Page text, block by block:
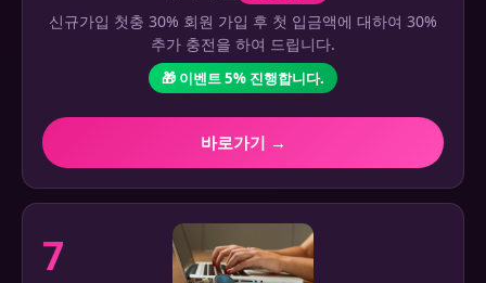
신규가입 첫충 30% 회원 가입 후 첫 입금액에 대하여 30%
추가 충전을 하여 드립니다.
🎁 이벤트 5% 진행합니다.
바로가기 →
7